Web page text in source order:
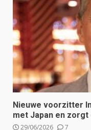
Nieuwe voorzitter
met Japan en
29/06/2026 7